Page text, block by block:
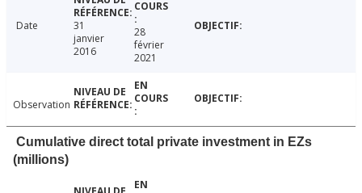
Date
31
janvier
2016
28
février
2021
Observation
Cumulative direct total private investment in EZs
(millions)